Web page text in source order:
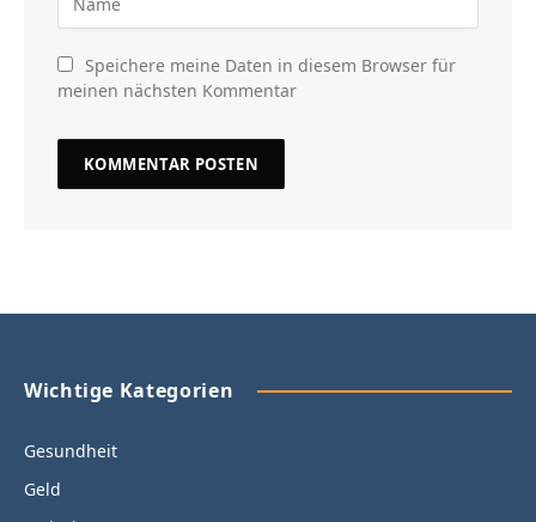
Speichere meine Daten in diesem Browser für
meinen nächsten Kommentar
Wichtige Kategorien
Gesundheit
Geld